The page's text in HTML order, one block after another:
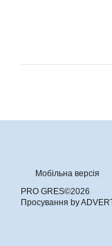
Мобільна версія
PRO GRES©2026
Просування by